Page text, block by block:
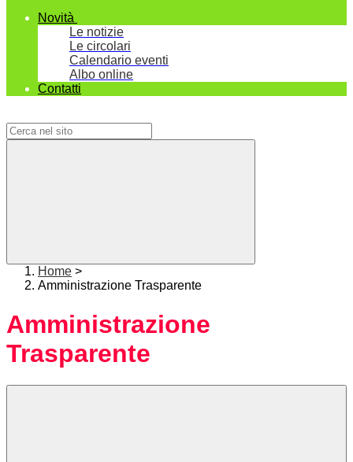
Novità
Le notizie
Le circolari
Calendario eventi
Albo online
Contatti
Home >
Amministrazione Trasparente
Amministrazione
Trasparente